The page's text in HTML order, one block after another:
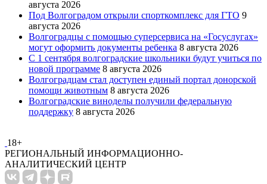
августа 2026
Под Волгоградом открыли спорткомплекс для ГТО 9
августа 2026
Волгоградцы с помощью суперсервиса на «Госуслугах»
могут оформить документы ребенка 8 августа 2026
С 1 сентября волгоградские школьники будут учиться по
новой программе 8 августа 2026
Волгоградцам стал доступен единый портал донорской
помощи животным 8 августа 2026
Волгоградские виноделы получили федеральную
поддержку 8 августа 2026
18+
РЕГИОНАЛЬНЫЙ ИНФОРМАЦИОННО-
АНАЛИТИЧЕСКИЙ ЦЕНТР